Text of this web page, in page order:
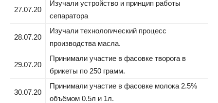
27.07.20
Изучали устройство и принцип работы
сепаратора
28.07.20
Изучали технологический процесс
производства масла.
29.07.20
Принимали участие в фасовке творога в
брикеты по 250 грамм.
30.07.20
Принимали участие в фасовке молока 2.5%
объёмом 0.5л и 1л.